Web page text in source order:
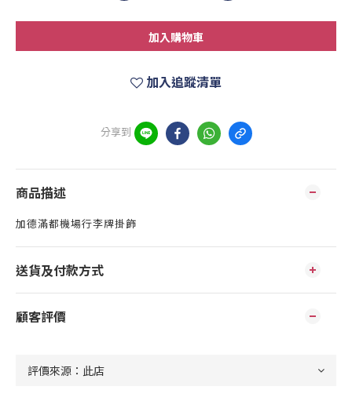
加入購物車
加入追蹤清單
分享到
商品描述
加德滿都機場行李牌掛飾
送貨及付款方式
顧客評價